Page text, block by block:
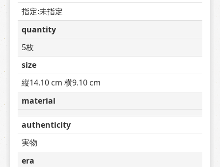
指定:未指定
quantity
5枚
size
縦14.10 cm 横9.10 cm
material
authenticity
実物
era